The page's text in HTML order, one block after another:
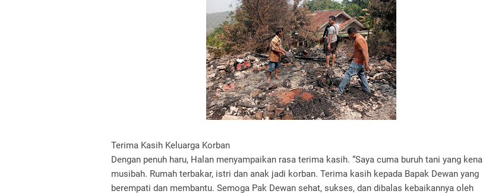
Terima Kasih Keluarga Korban
Dengan penuh haru, Halan menyampaikan rasa terima kasih. “Saya cuma buruh tani yang kena
musibah. Rumah terbakar, istri dan anak jadi korban. Terima kasih kepada Bapak Dewan yang
berempati dan membantu. Semoga Pak Dewan sehat, sukses, dan dibalas kebaikannya oleh